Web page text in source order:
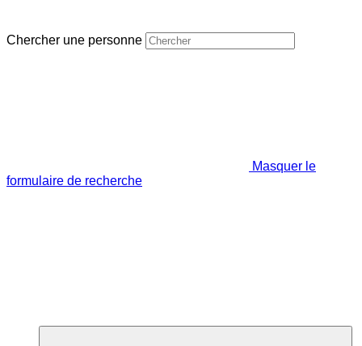
Chercher une personne
Masquer le
formulaire de recherche